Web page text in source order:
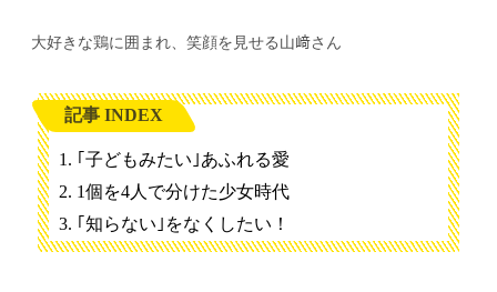
大好きな鶏に囲まれ、笑顔を見せる山﨑さん
記事 INDEX
｢子どもみたい｣あふれる愛
1個を4人で分けた少女時代
｢知らない｣をなくしたい！